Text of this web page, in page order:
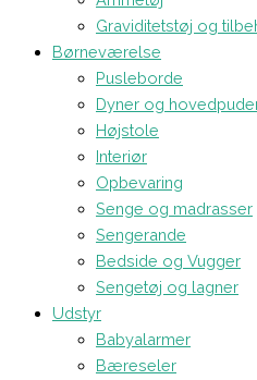
Graviditetstøj og
Børneværelse
Pusleborde
Dyner og
Højstole
Interiør
Opbevaring
Senge og madrasser
Sengerande
Bedside og Vugger
Sengetøj og lagner
Udstyr
Babyalarmer
Bæreseler